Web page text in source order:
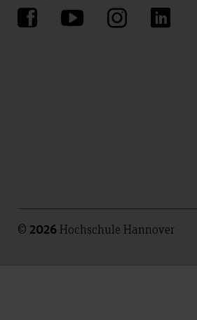
© 2026 Hochschule Hannover